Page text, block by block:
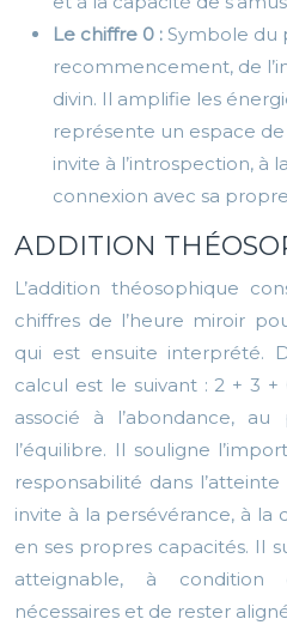
Le chiffre 0 : Symbole du
recommencement, de
divin. Il amplifie les
représente un espace de
invite à l’introspection, à
connexion avec sa
ADDITION
L’addition théosophique
chiffres de l’heure miroir
qui est ensuite interprété.
calcul est le suivant : 2 + 3
associé à l’abondance,
l’équilibre. Il souligne
responsabilité dans
invite à la persévérance, à la
en ses propres capacités. Il
atteignable, à
nécessaires et de rester